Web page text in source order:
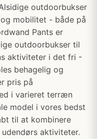
outdoorbukser
mobilitet - både på
Pants er
outdoorbukser til
aktiviteter i det fri -
behagelig og
pris på
i varieret terræn
model i vores bedst
til at kombinere
aktiviteter.